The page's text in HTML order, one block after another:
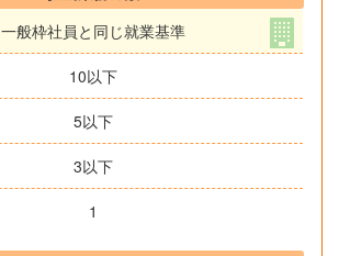
一般枠社員と同じ就業基準
10以下
5以下
3以下
1